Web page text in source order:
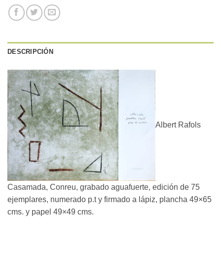
DESCRIPCIÓN
Albert Rafols
Casamada, Conreu, grabado aguafuerte, edición de 75
ejemplares, numerado p.t y firmado a lápiz, plancha 49×65
cms. y papel 49×49 cms.